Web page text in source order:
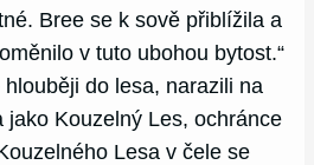
Bree se k sově přiblížila a
v tuto ubohou bytost.“
do lesa, narazili na
Kouzelný Les, ochránce
Lesa v čele se